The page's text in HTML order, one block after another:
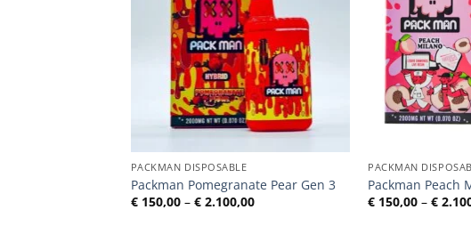
PACKMAN DISPOSABLE
Packman Pomegranate Pear Gen 3
€150,00 – €2.100,00Preisspanne:
PACKMAN
Packman Peach
€ 150,00 –€